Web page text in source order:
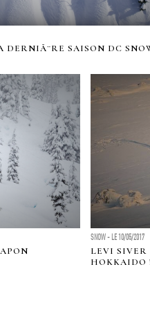
DERNIÃ¨RE SAISON DC
SNOW - LE 10/05/2017
LEVI SIVER
HOKKAIDO